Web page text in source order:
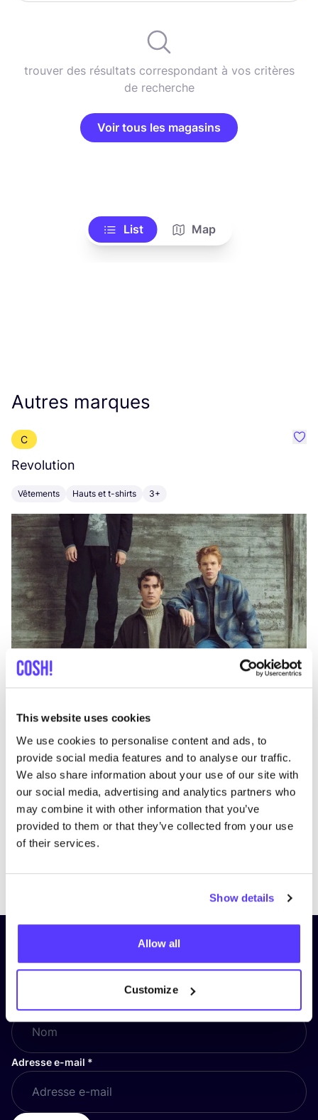
This website uses cookies
We use cookies to personalise content and ads, to
provide social media features and to analyse our traffic.
We also share information about your use of our site with
our social media, advertising and analytics partners who
may combine it with other information that you’ve
provided to them or that they’ve collected from your use
of their services.
Show details
Allow all
Customize
trouver des résultats correspondant à vos critères
de recherche
Voir tous les magasins
List Map
Autres marques
C
Revolution
Vêtements Hauts et t-shirts 3+
Inscrivez-vous à notre lettre
d’information et restez informé !
Adresse e-mail *